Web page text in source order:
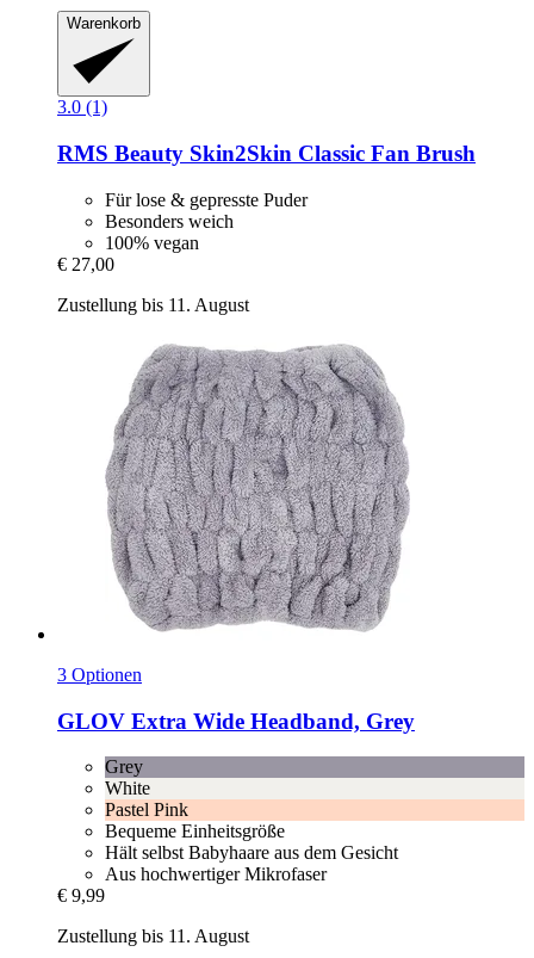
Warenkorb
3.0 (1)
RMS Beauty Skin2Skin Classic Fan Brush
Für lose & gepresste Puder
Besonders weich
100% vegan
€ 27,00
Zustellung bis 11. August
3 Optionen
GLOV Extra Wide Headband, Grey
Grey
White
Pastel Pink
Bequeme Einheitsgröße
Hält selbst Babyhaare aus dem Gesicht
Aus hochwertiger Mikrofaser
€ 9,99
Zustellung bis 11. August